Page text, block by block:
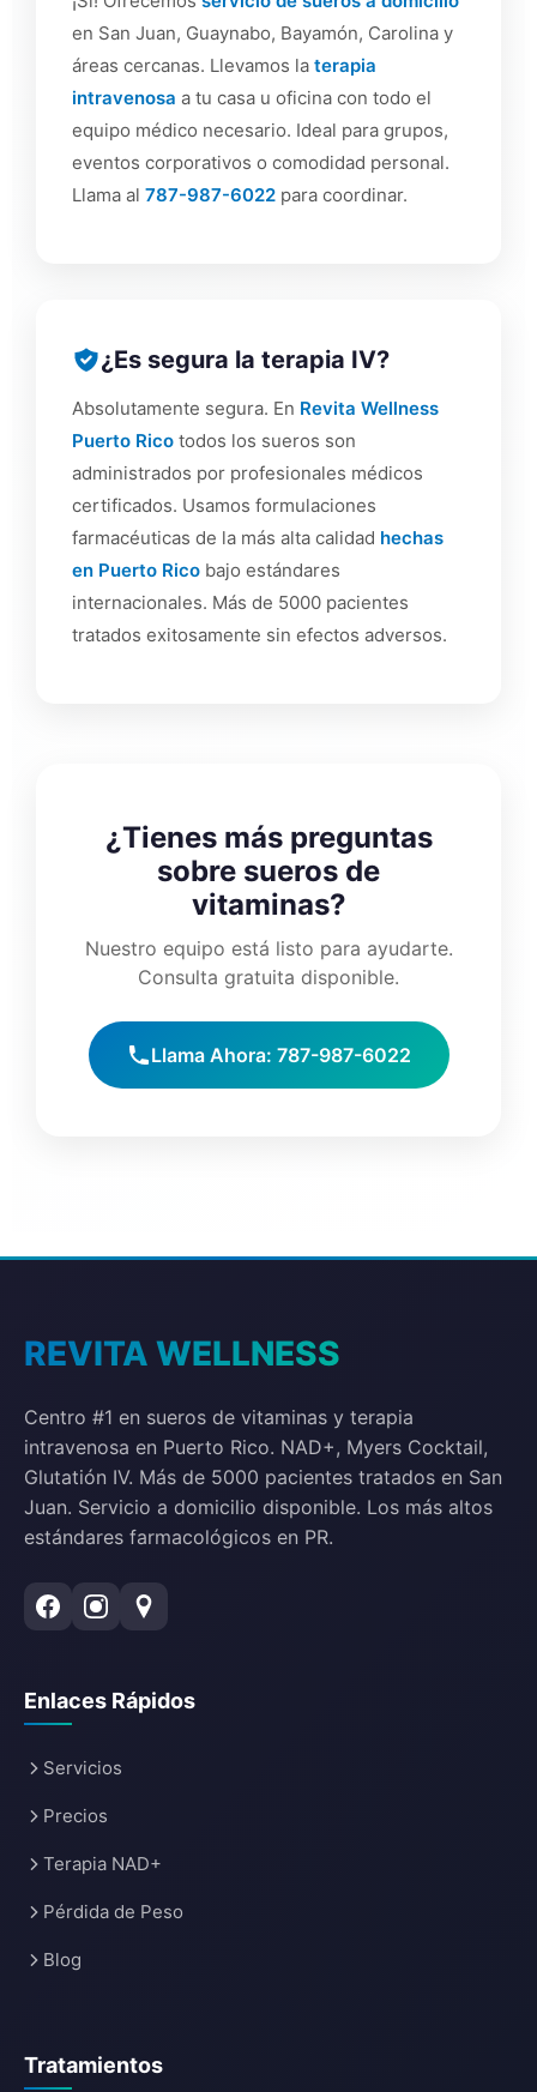
en San Juan, Guaynabo, Bayamón, Carolina y
áreas cercanas. Llevamos la terapia
intravenosa a tu casa u oficina con todo el
equipo médico necesario. Ideal para grupos,
eventos corporativos o comodidad personal.
Llama al 787-987-6022 para coordinar.
¿Es segura la terapia IV?
Absolutamente segura. En Revita Wellness
Puerto Rico todos los sueros son
administrados por profesionales médicos
certificados. Usamos formulaciones
farmacéuticas de la más alta calidad hechas
en Puerto Rico bajo estándares
internacionales. Más de 5000 pacientes
tratados exitosamente sin efectos adversos.
¿Tienes más preguntas
sobre sueros de
vitaminas?
Nuestro equipo está listo para ayudarte.
Consulta gratuita disponible.
Llama Ahora: 787-987-6022
REVITA WELLNESS
Centro #1 en sueros de vitaminas y terapia
intravenosa en Puerto Rico. NAD+, Myers Cocktail,
Glutatión IV. Más de 5000 pacientes tratados en San
Juan. Servicio a domicilio disponible. Los más altos
estándares farmacológicos en PR.
Enlaces Rápidos
Servicios
Precios
Terapia NAD+
Pérdida de Peso
Blog
Tratamientos